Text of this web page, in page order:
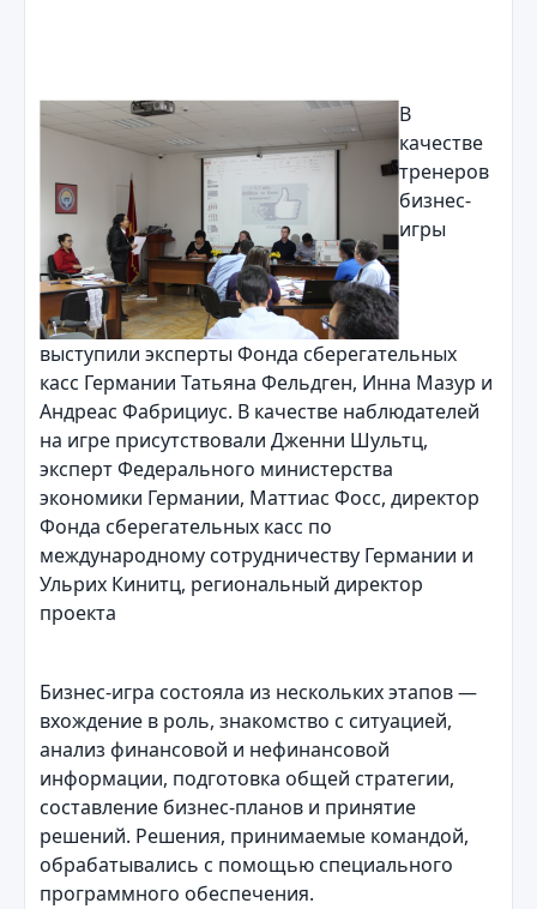
В
качестве
тренеров
бизнес-
игры
выступили эксперты Фонда сберегательных
касс Германии Татьяна Фельдген, Инна Мазур и
Андреас Фабрициус. В качестве наблюдателей
на игре присутствовали Дженни Шультц,
эксперт Федерального министерства
экономики Германии, Маттиас Фосс, директор
Фонда сберегательных касс по
международному сотрудничеству Германии и
Ульрих Кинитц, региональный директор
проекта
Бизнес-игра состояла из нескольких этапов —
вхождение в роль, знакомство с ситуацией,
анализ финансовой и нефинансовой
информации, подготовка общей стратегии,
составление бизнес-планов и принятие
решений. Решения, принимаемые командой,
обрабатывались с помощью специального
программного обеспечения.